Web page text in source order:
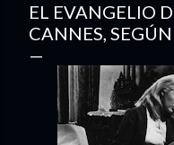
EL EVANGELIO
CANNES,